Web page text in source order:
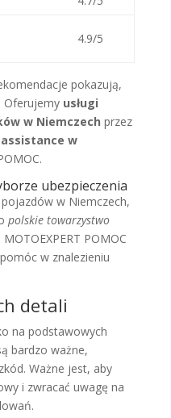
4.9/5
pokazują,
Oferujemy usługi
w Niemczech przez
w
ubezpieczenia
w Niemczech,
polskie towarzystwo
MOTOEXPERT POMOC
w znalezieniu
detali
na podstawowych
bardzo ważne,
Ważne jest, aby
i zwracać uwagę na